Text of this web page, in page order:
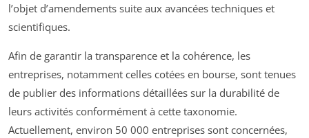
l’objet d’amendements suite aux avancées techniques et
scientifiques.
Afin de garantir la transparence et la cohérence, les
entreprises, notamment celles cotées en bourse, sont tenues
de publier des informations détaillées sur la durabilité de
leurs activités conformément à cette taxonomie.
Actuellement, environ 50 000 entreprises sont concernées,